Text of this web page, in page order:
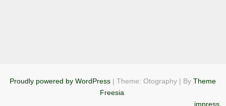
Proudly powered by WordPress |Theme: Otography | ByTheme
Freesia
impress